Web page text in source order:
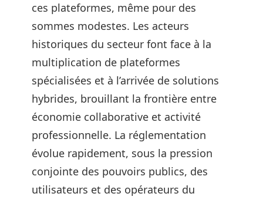
ces plateformes, même pour des
sommes modestes. Les acteurs
historiques du secteur font face à la
multiplication de plateformes
spécialisées et à l’arrivée de solutions
hybrides, brouillant la frontière entre
économie collaborative et activité
professionnelle. La réglementation
évolue rapidement, sous la pression
conjointe des pouvoirs publics, des
utilisateurs et des opérateurs du